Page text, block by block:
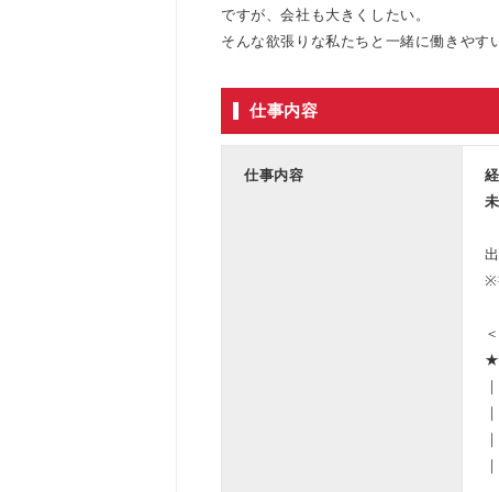
ですが、会社も大きくしたい。
そんな欲張りな私たちと一緒に働きやす
仕事内容
仕事内容
※
★